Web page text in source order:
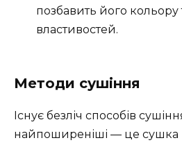
позбавить його
властивостей.
Методи сушіння
Існує безліч способів
найпоширеніші — це сушка